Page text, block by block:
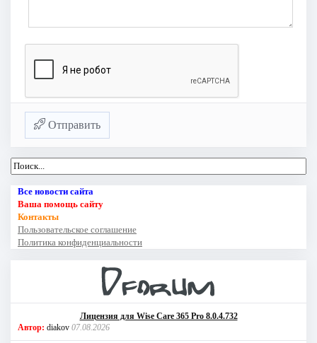
Отправить
Все новости сайта
Ваша помощь сайту
Контакты
Пользовательское соглашение
Политика конфиденциальности
Лицензия для Wise Care 365 Pro 8.0.4.732
Автор: diakov 07.08.2026